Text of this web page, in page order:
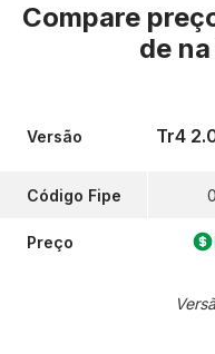
Compare
de
Versão
Código Fipe
Preço
Tr4